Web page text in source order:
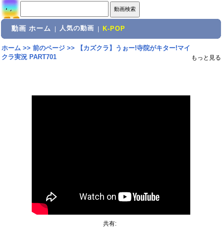
動画 ホーム 人気の動画 K-POP
ホーム>> 前のページ>>
【カズクラ】うぉー!寺院がキター!マイ
クラ実況 PART701
もっと見る
共有: